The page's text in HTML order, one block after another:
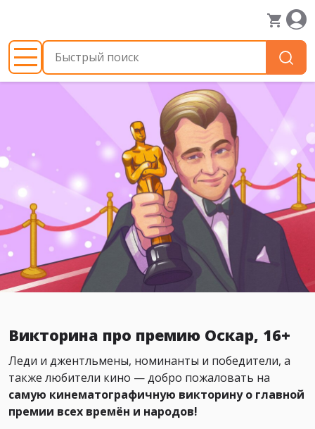
Викторина про премию Оскар, 16+
Леди и джентльмены, номинанты и победители, а
также любители кино — добро пожаловать на
самую кинематографичную викторину о главной
премии всех времён и народов!